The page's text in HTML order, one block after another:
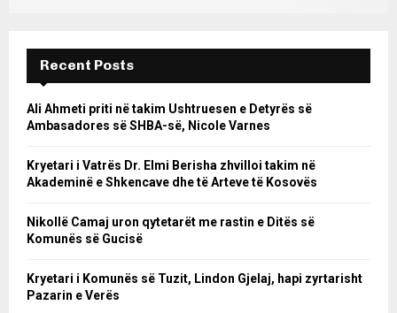
Recent Posts
Ali Ahmeti priti në takim Ushtruesen e Detyrës së
Ambasadores së SHBA-së, Nicole Varnes
Kryetari i Vatrës Dr. Elmi Berisha zhvilloi takim në
Akademinë e Shkencave dhe të Arteve të Kosovës
Nikollë Camaj uron qytetarët me rastin e Ditës së
Komunës së Gucisë
Kryetari i Komunës së Tuzit, Lindon Gjelaj, hapi zyrtarisht
Pazarin e Verës